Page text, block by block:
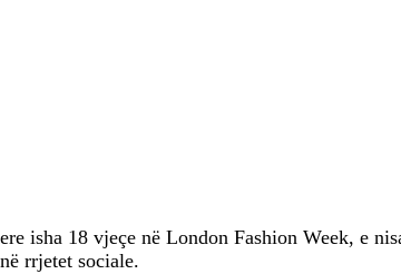
isha 18 vjeçe në London Fashion Week, e
rrjetet sociale.